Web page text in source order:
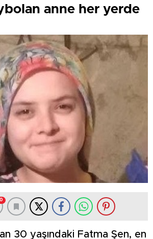
anne her yerde
0
30 yaşındaki Fatma Şen, en